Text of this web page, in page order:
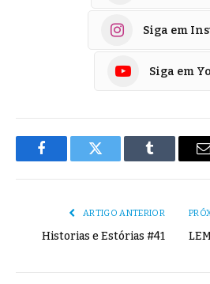
Siga em
Siga em
FacebookTwitter Tumblr
ARTIGO ANTERIOR
Historias e Estórias #41